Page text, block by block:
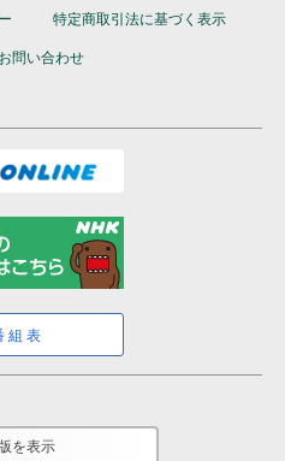
特定商取引法に基づく表示
お問い合わせ
組表
を表示